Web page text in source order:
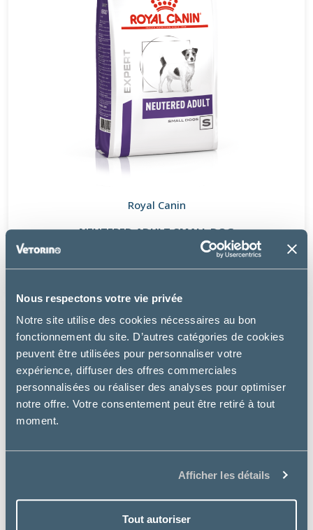
Nous respectons votre vie privée
Notre site utilise des cookies nécessaires au bon
fonctionnement du site. D’autres catégories de cookies
peuvent être utilisées pour personnaliser votre
expérience, diffuser des offres commerciales
personnalisées ou réaliser des analyses pour optimiser
notre offre. Votre consentement peut être retiré à tout
moment.
Afficher les détails
Tout autoriser
Royal Canin
NEUTERED ADULT SMALL DOG